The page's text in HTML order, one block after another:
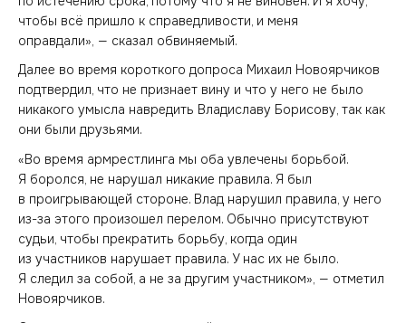
чтобы всё пришло к справедливости, и меня
оправдали», — сказал обвиняемый.
Далее во время короткого допроса Михаил Новоярчиков
подтвердил, что не признает вину и что у него не было
никакого умысла навредить Владиславу Борисову, так как
они были друзьями.
«Во время армрестлинга мы оба увлечены борьбой.
Я боролся, не нарушал никакие правила. Я был
в проигрывающей стороне. Влад нарушил правила, у него
из-за этого произошел перелом. Обычно присутствуют
судьи, чтобы прекратить борьбу, когда один
из участников нарушает правила. У нас их не было.
Я следил за собой, а не за другим участником», — отметил
Новоярчиков.